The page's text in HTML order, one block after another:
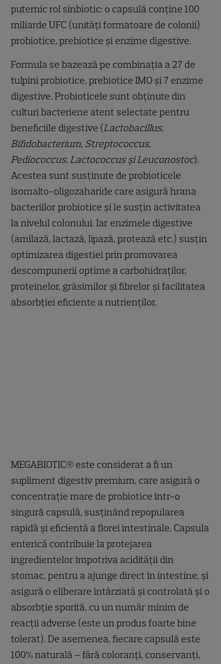
puternic rol sinbiotic: o capsulă conține 100
miliarde UFC (unități formatoare de colonii)
probiotice, prebiotice și enzime digestive.
Formula se bazează pe combinația a 27 de
tulpini probiotice, prebiotice IMO și 7 enzime
digestive. Probioticele sunt obținute din
culturi bacteriene atent selectate pentru
beneficiile digestive (Lactobacillus,
Bifidobacterium, Streptococcus,
Pediococcus, Lactococcus și Leuconostoc).
Acestea sunt susținute de probioticele
isomalto-oligozaharide care asigură hrana
bacteriilor probiotice și le susțin activitatea
la nivelul colonului. Iar enzimele digestive
(amilază, lactază, lipază, protează etc.) susțin
optimizarea digestiei prin promovarea
descompunerii optime a carbohidraților,
proteinelor, grăsimilor și fibrelor și facilitatea
absorbției eficiente a nutrienților.
MEGABIOTIC® este considerat a fi un
supliment digestiv premium, care asigură o
concentrație mare de probiotice într-o
singură capsulă, susținând repopularea
rapidă și eficientă a florei intestinale. Capsula
enterică contribuie la protejarea
ingredientelor împotriva acidității din
stomac, pentru a ajunge direct în intestine, și
asigură o eliberare întârziată și controlată și o
absorbție sporită, cu un număr minim de
reacții adverse (este un produs foarte bine
tolerat). De asemenea, fiecare capsulă este
100% naturală – fără coloranți, conservanți,